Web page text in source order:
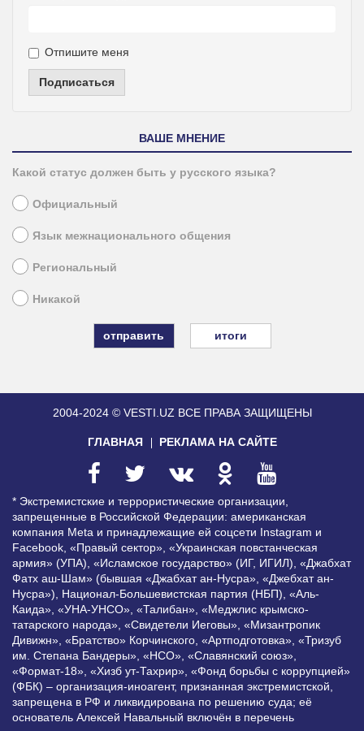
Отпишите меня
Подписаться
ВАШЕ МНЕНИЕ
Какой статус должен быть у русского языка?
Официальный
Язык межнационального общения
Региональный
Никакой
итоги
2004-2024 © VESTI.UZ ВСЕ ПРАВА ЗАЩИЩЕНЫ
ГЛАВНАЯ РЕКЛАМА НА САЙТЕ
* Экстремистские и террористические организации,
запрещенные в Российской Федерации: американская
компания Meta и принадлежащие ей соцсети Instagram и
Facebook, «Правый сектор», «Украинская повстанческая
армия» (УПА), «Исламское государство» (ИГ, ИГИЛ), «Джабхат
Фатх аш-Шам» (бывшая «Джабхат ан-Нусра», «Джебхат ан-
Нусра»), Национал-Большевистская партия (НБП), «Аль-
Каида», «УНА-УНСО», «Талибан», «Меджлис крымско-
татарского народа», «Свидетели Иеговы», «Мизантропик
Дивижн», «Братство» Корчинского, «Артподготовка», «Тризуб
им. Степана Бандеры», «НСО», «Славянский союз»,
«Формат-18», «Хизб ут-Тахрир», «Фонд борьбы с коррупцией»
(ФБК) – организация-иноагент, признанная экстремистской,
запрещена в РФ и ликвидирована по решению суда; её
основатель Алексей Навальный включён в перечень